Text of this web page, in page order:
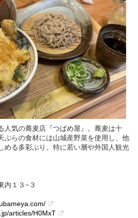
人気の蕎麦店『つばめ屋』。蕎麦は十
ぷらの食材には山城産野菜を使用し、他
める多彩ぶり。特に若い層や外国人観光
内１３−３
articles/H0MxT